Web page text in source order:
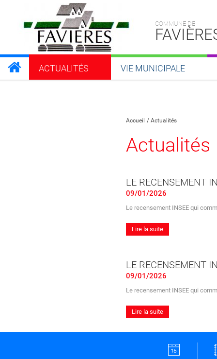
COMMUNE DE
ACTUALITÉS VIE MUNICIPALE
Accueil Actualités
Actualités
LE RECENSEMENT
09/01/2026
Le recensement INSEE qui
Lire la suite
LE RECENSEMENT
09/01/2026
Le recensement INSEE qui
Lire la suite